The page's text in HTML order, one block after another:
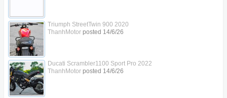
Triumph StreetTwin 900 2020
ThanhMotorposted 14/6/26
Ducati Scrambler1100 Sport Pro 2022
ThanhMotorposted 14/6/26